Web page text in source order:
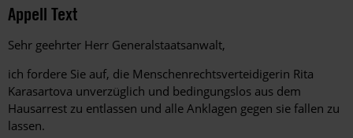
Appell Text
Sehr geehrter Herr Generalstaatsanwalt,
ich fordere Sie auf, die Menschenrechtsverteidigerin Rita
Karasartova unverzüglich und bedingungslos aus dem
Hausarrest zu entlassen und alle Anklagen gegen sie fallen zu
lassen.